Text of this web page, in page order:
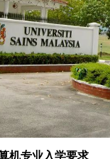
机专业入学要求